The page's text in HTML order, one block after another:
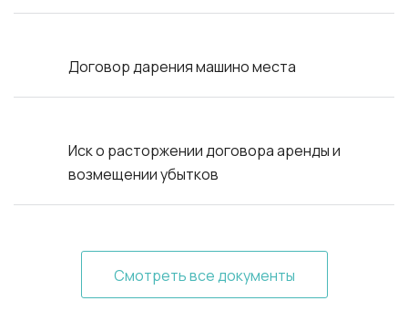
Договор дарения машино места
Иск о расторжении договора аренды и
возмещении убытков
Смотреть все документы